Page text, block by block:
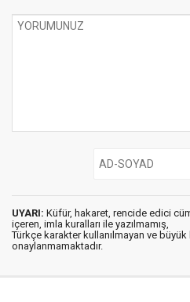
UYARI: Küfür, hakaret, rencide edici
içeren, imla kuralları ile yazılmamış,
Türkçe karakter kullanılmayan ve büyük
onaylanmamaktadır.